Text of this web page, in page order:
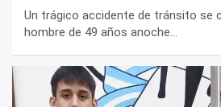
Un trágico accidente de tránsito se
hombre de 49 años anoche…